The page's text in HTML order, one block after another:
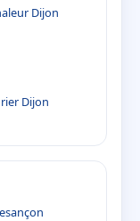
Dijon
Dijon